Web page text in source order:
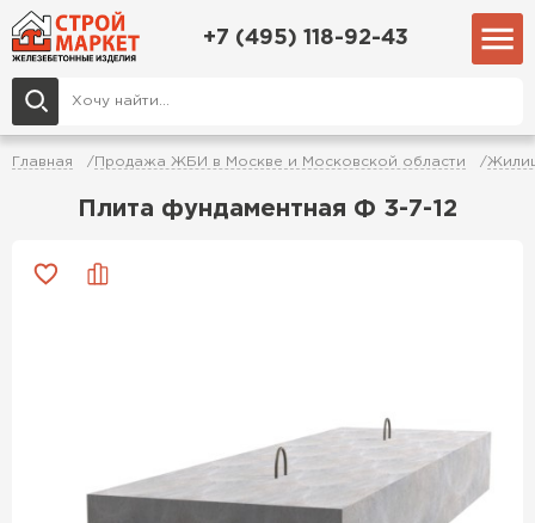
+7 (495) 118-92-43
Главная Продажа ЖБИ в Москве и Московской области
Плита фундаментная Ф 3-7-12